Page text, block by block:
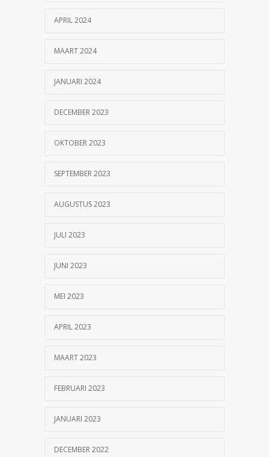
APRIL 2024
MAART 2024
JANUARI 2024
DECEMBER 2023
OKTOBER 2023
SEPTEMBER 2023
AUGUSTUS 2023
JULI 2023
JUNI 2023
MEI 2023
APRIL 2023
MAART 2023
FEBRUARI 2023
JANUARI 2023
DECEMBER 2022